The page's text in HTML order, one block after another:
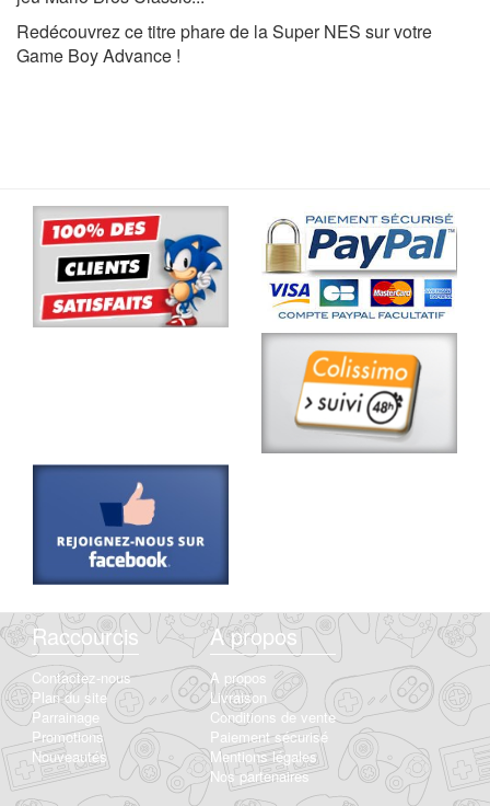
Redécouvrez ce titre phare de la Super NES sur votre
Game Boy Advance !
Raccourcis
Contactez-nous
Plan du site
Parrainage
Promotions
Nouveautés
A propos
A propos
Livraison
Conditions de vente
Paiement sécurisé
Mentions légales
Nos partenaires